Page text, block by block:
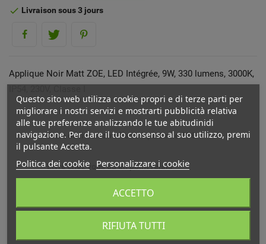
 Livraison sous 3 jours
Applique Noir Matt ZOE, LED Intégrée, 9W, 330 lumens, 3000K,
Frais de livraison offerts à partir de 59€
Livré chez vous ou en point relais
Echange ou remboursement possible sous 14 jours
*En France métropolitaine
Questo sito web utilizza cookie propri e di terze parti per
migliorare i nostri servizi e mostrarti pubblicità relativa
alle tue preferenze analizzando le tue abitudinidi
navigazione. Per dare il tuo consenso al suo utilizzo, premi
il pulsante Accetta.
Politica dei cookie Personalizzare i cookie
RIFIUTA TUTTI
ACCETTO